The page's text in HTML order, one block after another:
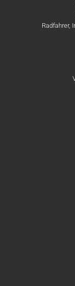
Radfahrer,